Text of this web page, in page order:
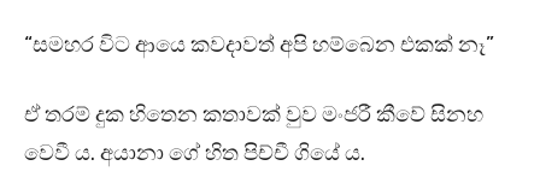
“සමහර විට ආයෙ කවදාවත් අපි හම්බෙන එකක් නෑ”
ඒ තරම් දුක හිතෙන කතාවක් වුව මංජරී කීවේ සිනහ
වෙවී ය. අයානා ගේ හිත පිච්චී ගියේ ය.